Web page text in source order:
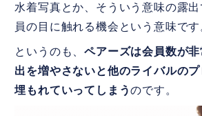
水着写真とか、そういう意味の露
員の目に触れる機会という意味です
というのも、ペアーズは会員数が
出を増やさないと他のライバルの
埋もれていってしまうのです。